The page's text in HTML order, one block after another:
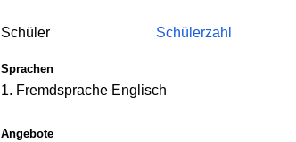
Schüler Schülerzahl
Sprachen
1. Fremdsprache Englisch
Angebote